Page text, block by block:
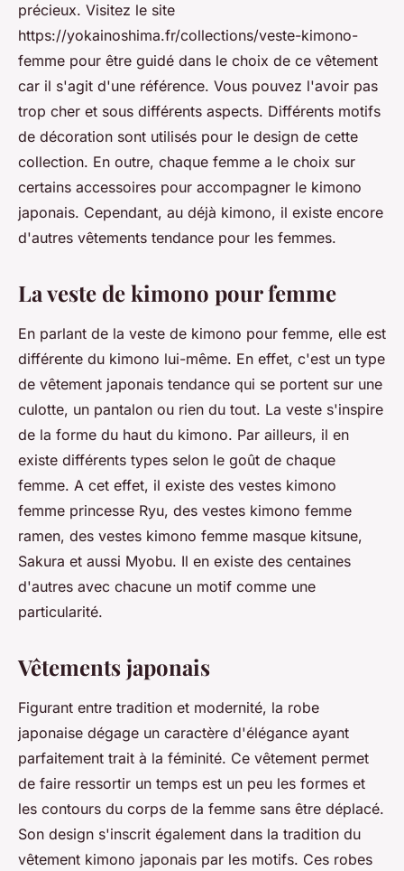
précieux. Visitez le site
https://yokainoshima.fr/collections/veste-kimono-
femme pour être guidé dans le choix de ce vêtement
car il s'agit d'une référence. Vous pouvez l'avoir pas
trop cher et sous différents aspects. Différents motifs
de décoration sont utilisés pour le design de cette
collection. En outre, chaque femme a le choix sur
certains accessoires pour accompagner le kimono
japonais. Cependant, au déjà kimono, il existe encore
d'autres vêtements tendance pour les femmes.
La veste de kimono pour femme
En parlant de la veste de kimono pour femme, elle est
différente du kimono lui-même. En effet, c'est un type
de vêtement japonais tendance qui se portent sur une
culotte, un pantalon ou rien du tout. La veste s'inspire
de la forme du haut du kimono. Par ailleurs, il en
existe différents types selon le goût de chaque
femme. A cet effet, il existe des vestes kimono
femme princesse Ryu, des vestes kimono femme
ramen, des vestes kimono femme masque kitsune,
Sakura et aussi Myobu. Il en existe des centaines
d'autres avec chacune un motif comme une
particularité.
Vêtements japonais
Figurant entre tradition et modernité, la robe
japonaise dégage un caractère d'élégance ayant
parfaitement trait à la féminité. Ce vêtement permet
de faire ressortir un temps est un peu les formes et
les contours du corps de la femme sans être déplacé.
Son design s'inscrit également dans la tradition du
vêtement kimono japonais par les motifs. Ces robes